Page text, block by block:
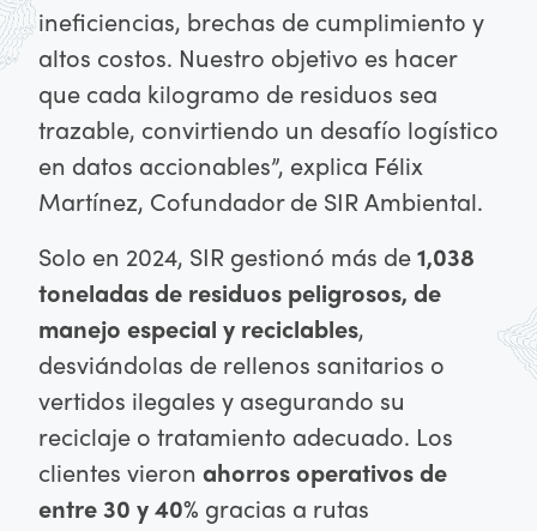
ineficiencias, brechas de cumplimiento y
altos costos. Nuestro objetivo es hacer
que cada kilogramo de residuos sea
trazable, convirtiendo un desafío logístico
en datos accionables”, explica Félix
Martínez, Cofundador de SIR Ambiental.
Solo en 2024, SIR gestionó más de1,038
toneladas de residuos peligrosos, de
manejo especial y reciclables,
desviándolas de rellenos sanitarios o
vertidos ilegales y asegurando su
reciclaje o tratamiento adecuado. Los
clientes vieron ahorros operativos de
entre 30 y 40% gracias a rutas